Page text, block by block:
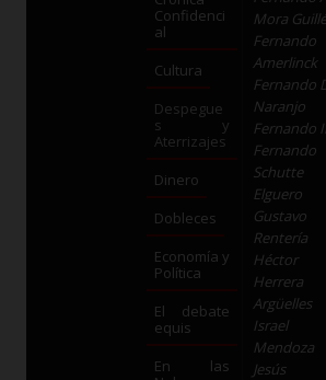
Confidenci
al
Cultura
Despegue
s y
Aterrizajes
Dinero
Dobleces
Economía y
Política
El debate
equis
En las
Mora
Fernando
Amerlinck
Fernando
Naranjo
Fernando
Fernando
Schutte
Elguero
Gustavo
Rentería
Héctor
Herrera
Argüelles
Israel
Mendoza
Jesús